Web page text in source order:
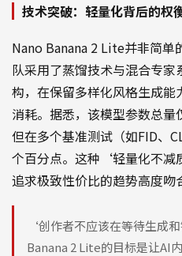
技术突破：轻量化背后的权
Nano Banana 2 Lite并非简单
队采用了蒸馏技术与混合专
构，在保留多样化风格生成
消耗。据悉，该模型参数总量
但在多个基准测试（如FID、
个百分点。这种‘轻量化不
追求极致性价比的趋势高度吻
‘创作者不应该在等待生成
Banana 2 Lite的目标是让AI